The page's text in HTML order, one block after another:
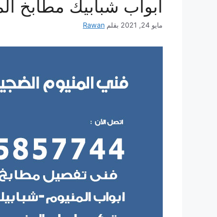
أبواب شبابيك مطابخ
مايو 24, 2021 بقلم Rawan